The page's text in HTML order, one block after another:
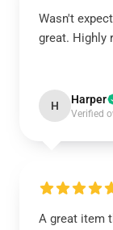
Wasn't
great. Highly
H Harper
Verified
A great item